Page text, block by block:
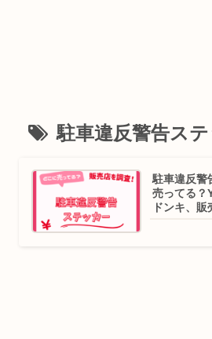
駐車違反警告ス
駐車違反警
売ってる？
ドンキ、